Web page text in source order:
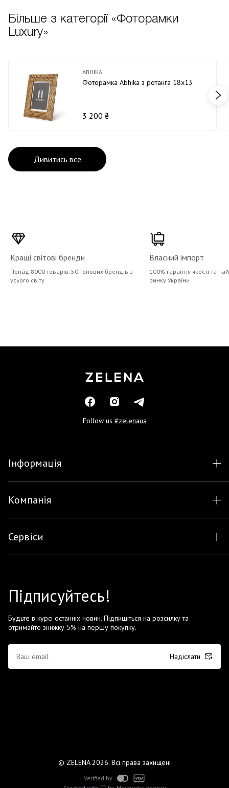
Більше з категорії «Фоторамки
Luxury»
ABHIKA
Фоторамка Abhika з ротанга 18х13
3 200 ₴
Дивитись все
Кращі світові бренди
Понад 8000 товарів. 50 топових брендів з
усього світу
Власний імпорт
100% гарантія якості та
ринку України
Follow us #zelenaua
Інформація
Компанія
Сервіси
Підписуйтесь!
Будьте в курсі останніх новин. Підпишіться на розсилку та
отримайте знижку 5% на першу покупку.
Надіслати
© ZELENA 2026. Всі права захищені
Verified by